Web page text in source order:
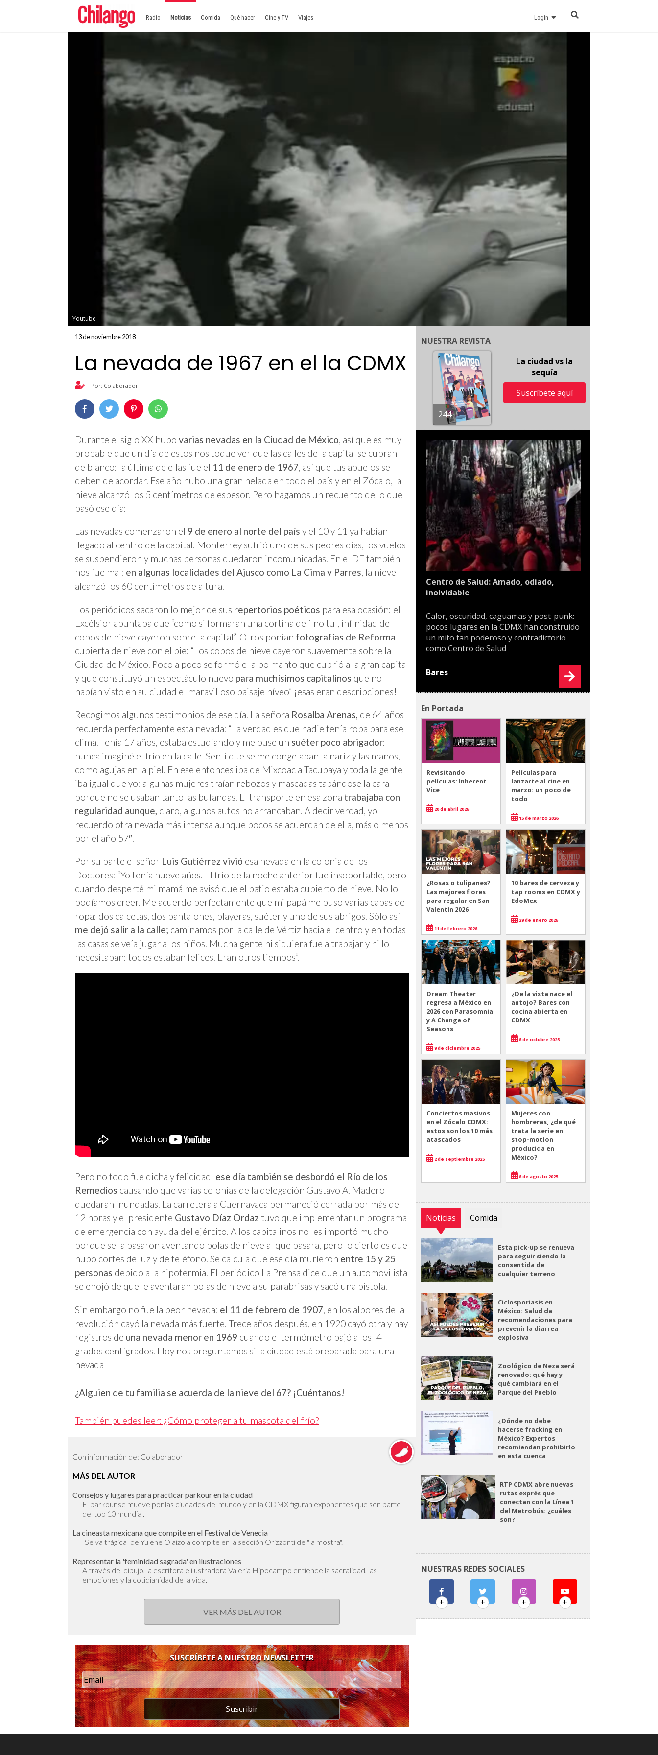
Radio Noticias Comida Qué hacer Cine y TV Viajes Login
Youtube
13 de noviembre 2018
La nevada de 1967 en el la CDMX
Por: Colaborador
Durante el siglo XX hubo varias nevadas en la Ciudad de México, así que es muy
probable que un día de estos nos toque ver que las calles de la capital se cubran
de blanco: la última de ellas fue el 11 de enero de 1967, así que tus abuelos se
deben de acordar. Ese año hubo una gran helada en todo el país y en el Zócalo, la
nieve alcanzó los 5 centímetros de espesor. Pero hagamos un recuento de lo que
pasó ese día:
Las nevadas comenzaron el 9 de enero al norte del país y el 10 y 11 ya habían
llegado al centro de la capital. Monterrey sufrió uno de sus peores días, los vuelos
se suspendieron y muchas personas quedaron incomunicadas. En el DF también
nos fue mal: en algunas localidades del Ajusco como La Cima y Parres, la nieve
alcanzó los 60 centímetros de altura.
Los periódicos sacaron lo mejor de sus repertorios poéticos para esa ocasión: el
Excélsior apuntaba que “como si formaran una cortina de fino tul, infinidad de
copos de nieve cayeron sobre la capital”. Otros ponían fotografías de Reforma
cubierta de nieve con el pie: “Los copos de nieve cayeron suavemente sobre la
Ciudad de México. Poco a poco se formó el albo manto que cubrió a la gran capital
y que constituyó un espectáculo nuevo para muchísimos capitalinos que no
habían visto en su ciudad el maravilloso paisaje níveo” ¡esas eran descripciones!
Recogimos algunos testimonios de ese día. La señora Rosalba Arenas, de 64 años
recuerda perfectamente esta nevada: “La verdad es que nadie tenía ropa para ese
clima. Tenía 17 años, estaba estudiando y me puse un suéter poco abrigador:
nunca imaginé el frío en la calle. Sentí que se me congelaban la nariz y las manos,
como agujas en la piel. En ese entonces iba de Mixcoac a Tacubaya y toda la gente
iba igual que yo: algunas mujeres traían rebozos y mascadas tapándose la cara
porque no se usaban tanto las bufandas. El transporte en esa zona trabajaba con
regularidad aunque, claro, algunos autos no arrancaban. A decir verdad, yo
recuerdo otra nevada más intensa aunque pocos se acuerdan de ella, más o menos
por el año 57″.
Por su parte el señor Luis Gutiérrez vivió esa nevada en la colonia de los
Doctores: “Yo tenía nueve años. El frío de la noche anterior fue insoportable, pero
cuando desperté mi mamá me avisó que el patio estaba cubierto de nieve. No lo
podíamos creer. Me acuerdo perfectamente que mi papá me puso varias capas de
ropa: dos calcetas, dos pantalones, playeras, suéter y uno de sus abrigos. Sólo así
me dejó salir a la calle; caminamos por la calle de Vértiz hacia el centro y en todas
las casas se veía jugar a los niños. Mucha gente ni siquiera fue a trabajar y ni lo
necesitaban: todos estaban felices. Eran otros tiempos”.
Pero no todo fue dicha y felicidad: ese día también se desbordó el Río de los
Remedios causando que varias colonias de la delegación Gustavo A. Madero
quedaran inundadas. La carretera a Cuernavaca permaneció cerrada por más de
12 horas y el presidente Gustavo Díaz Ordaz tuvo que implementar un programa
de emergencia con ayuda del ejército. A los capitalinos no les importó mucho
porque se la pasaron aventando bolas de nieve al que pasara, pero lo cierto es que
hubo cortes de luz y de teléfono. Se calcula que ese día murieron entre 15 y 25
personas debido a la hipotermia. El periódico La Prensa dice que un automovilista
se enojó de que le aventaran bolas de nieve a su parabrisas y sacó una pistola.
Sin embargo no fue la peor nevada: el 11 de febrero de 1907 , en los albores de la
revolución cayó la nevada más fuerte. Trece años después, en 1920 cayó otra y hay
registros de una nevada menor en 1969 cuando el termómetro bajó a los -4
grados centígrados. Hoy nos preguntamos si la ciudad está preparada para una
nevada
¿Alguien de tu familia se acuerda de la nieve del 67? ¡Cuéntanos!
También puedes leer: ¿Cómo proteger a tu mascota del frío?
Con información de: Colaborador
MÁS DEL AUTOR
Consejos y lugares para practicar parkour en la ciudad
El parkour se mueve por las ciudades del mundo y en la CDMX figuran exponentes que son parte
del top 10 mundial.
La cineasta mexicana que compite en el Festival de Venecia
"Selva trágica" de Yulene Olaizola compite en la sección Orizzonti de "la mostra".
Representar la 'feminidad sagrada' en ilustraciones
A través del dibujo, la escritora e ilustradora Valeria Hipocampo entiende la sacralidad, las
emociones y la cotidianidad de la vida.
VER MÁS DEL AUTOR
SUSCRÍBETE A NUESTRO NEWSLETTER
Suscribir
NUESTRA REVISTA
244
La ciudad vs la
sequía
Suscríbete aquí
Centro de Salud: Amado, odiado,
inolvidable
Calor, oscuridad, caguamas y post-punk:
pocos lugares en la CDMX han construido
un mito tan poderoso y contradictorio
como Centro de Salud
Bares
En Portada
Revisitando
películas: Inherent
Vice
20 de abril 2026
Películas para
lanzarte al cine en
marzo: un poco de
todo
15 de marzo 2026
¿Rosas o tulipanes?
Las mejores flores
para regalar en San
Valentín 2026
11 de febrero 2026
10 bares de cerveza y
tap rooms en CDMX y
EdoMex
29 de enero 2026
Dream Theater
regresa a México en
2026 con Parasomnia
y A Change of
Seasons
9 de diciembre 2025
¿De la vista nace el
antojo? Bares con
cocina abierta en
CDMX
6 de octubre 2025
Conciertos masivos
en el Zócalo CDMX:
estos son los 10 más
atascados
2 de septiembre 2025
Mujeres con
hombreras, ¿de qué
trata la serie en
stop-motion
producida en
México?
6 de agosto 2025
Noticias Comida
Esta pick-up se renueva
para seguir siendo la
consentida de
cualquier terreno
Ciclosporiasis en
México: Salud da
recomendaciones para
prevenir la diarrea
explosiva
Zoológico de Neza será
renovado: qué hay y
qué cambiará en el
Parque del Pueblo
¿Dónde no debe
hacerse fracking en
México? Expertos
recomiendan prohibirlo
en esta cuenca
RTP CDMX abre nuevas
rutas exprés que
conectan con la Línea 1
del Metrobús: ¿cuáles
son?
NUESTRAS REDES SOCIALES
+ + + +